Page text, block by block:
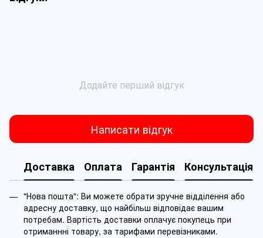
Додайте перший відгук
Написати відгук
Доставка Оплата Гарантія Консультація
"Нова пошта": Ви можете обрати зручне відділення або
адресну доставку, що найбільш відповідає вашим
потребам. Вартість доставки оплачує покупець при
отриманнні товару, за тарифами перевізниками.